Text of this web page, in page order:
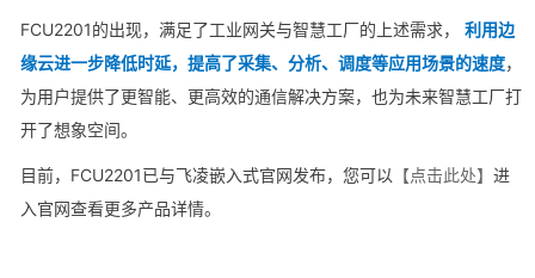
FCU2201的出现，满足了工业网关与智慧工厂的上述需求，
利用边
缘云进一步降低时延，提高了采集、分析、调度等应用场景的速度，
为用户提供了更智能、更高效的通信解决方案，也为未来智慧工厂打
开了想象空间。
目前，FCU2201已与飞凌嵌入式官网发布，您可以 【点击此处】 进
入官网查看更多产品详情。